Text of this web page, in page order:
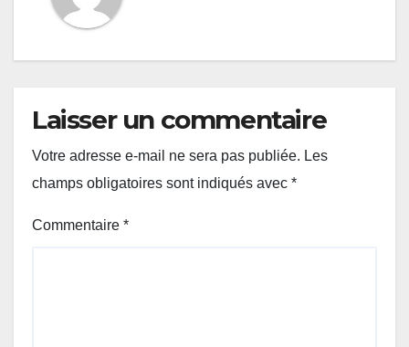
Laisser un commentaire
Votre adresse e-mail ne sera pas publiée. Les
champs obligatoires sont indiqués avec *
Commentaire *